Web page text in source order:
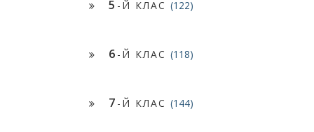
5 -Й КЛАС (122)
6 -Й КЛАС (118)
7 -Й КЛАС (144)